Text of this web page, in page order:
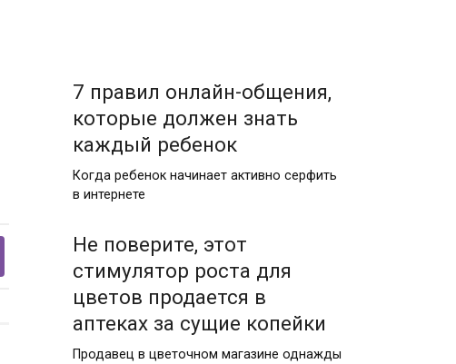
7 правил онлайн-общения,
которые должен знать
каждый ребенок
Когда ребенок начинает активно серфить
в интернете
Не поверите, этот
стимулятор роста для
цветов продается в
аптеках за сущие копейки
Продавец в цветочном магазине однажды